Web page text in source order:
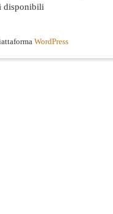
disponibili
WordPress